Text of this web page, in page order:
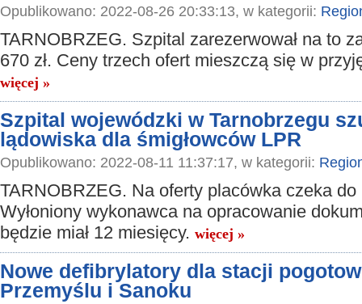
Opublikowano: 2022-08-26 20:33:13, w kategorii:
TARNOBRZEG. Szpital zarezerwował na to
670 zł. Ceny trzech ofert mieszczą się w
więcej »
Szpital wojewódzki w Tarnobrzegu
lądowiska dla śmigłowców LPR
Opublikowano: 2022-08-11 11:37:17, w kategorii:
TARNOBRZEG. Na oferty placówka czeka do
Wyłoniony wykonawca na opracowanie
będzie miał 12 miesięcy. więcej »
Nowe defibrylatory dla stacji
Przemyślu i Sanoku